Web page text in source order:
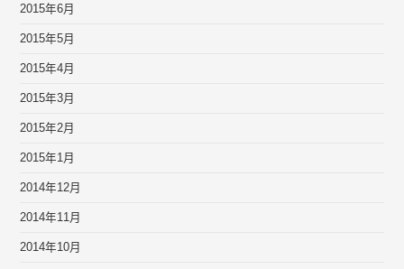
2015年6月
2015年5月
2015年4月
2015年3月
2015年2月
2015年1月
2014年12月
2014年11月
2014年10月